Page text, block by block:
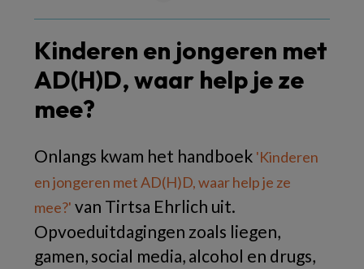
Kinderen en jongeren met
AD(H)D, waar help je ze
mee?
Onlangs kwam het handboek 'Kinderen
en jongeren met AD(H)D, waar help je ze
mee?' van Tirtsa Ehrlich uit.
Opvoeduitdagingen zoals liegen,
gamen, social media, alcohol en drugs,